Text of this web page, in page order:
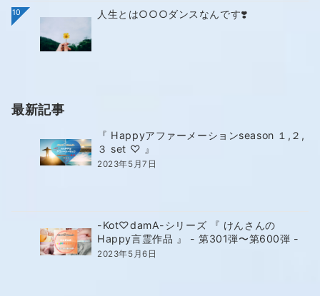
10 人生とは○○○ダンスなんです❣️
最新記事
『 Happyアファーメーションseason １,２,
３ set ♡ 』
2023年5月7日
-Kot♡damA-シリーズ 『 けんさんの
Happy言霊作品 』 - 第301弾〜第600弾 -
2023年5月6日